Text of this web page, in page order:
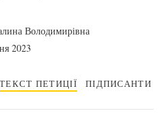
Володимирівна
2023
ТЕКСТ ПЕТИЦІЇ ПІДПИСАНТИ